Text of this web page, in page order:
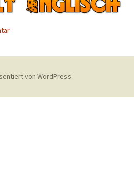
von WordPress